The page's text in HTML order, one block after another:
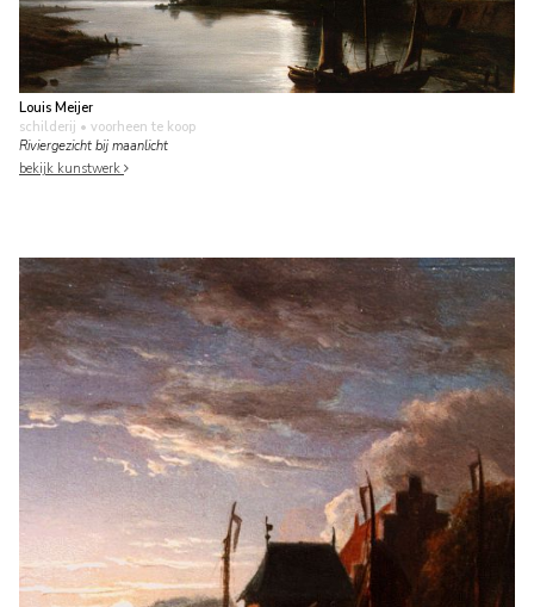
Louis Meijer
schilderij • voorheen te koop
Riviergezicht bij maanlicht
bekijk kunstwerk